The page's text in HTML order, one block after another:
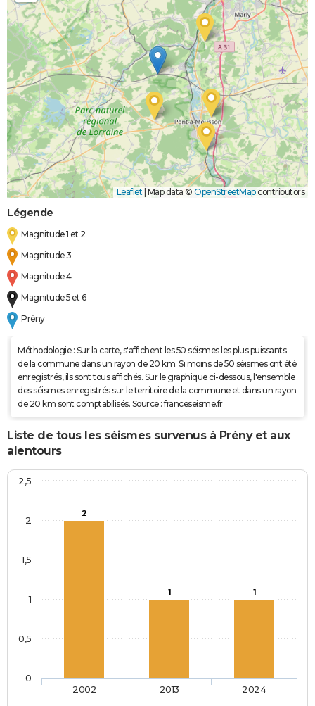
Leaflet | Map data © OpenStreetMapcontributors
Légende
Magnitude 1 et 2
Magnitude 3
Magnitude 4
Magnitude 5 et 6
Prény
Méthodologie : Sur la carte, s'affichent les 50 séismes les plus puissants
de la commune dans un rayon de 20 km. Si moins de 50 séismes ont été
enregistrés, ils sont tous affichés. Sur le graphique ci-dessous, l'ensemble
des séismes enregistrés sur le territoire de la commune et dans un rayon
de 20 km sont comptabilisés. Source : franceseisme.fr
Liste de tous les séismes survenus à Prény et aux
alentours
2
1 1
2002 2013 2024
0
0,5
1
1,5
2
2,5